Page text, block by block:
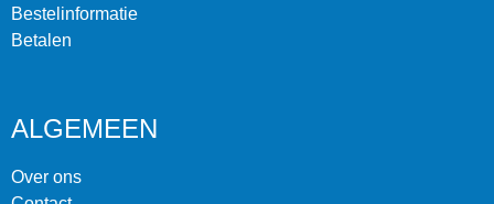
Bestelinformatie
Betalen
ALGEMEEN
Over ons